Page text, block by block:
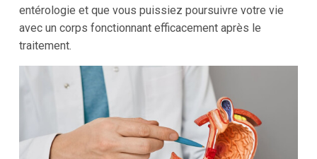
entérologie et que vous puissiez poursuivre votre vie
avec un corps fonctionnant efficacement après le
traitement.